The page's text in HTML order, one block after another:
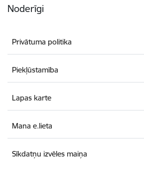
Noderīgi
Privātuma politika
Piekļūstamība
Lapas karte
Mana e.lieta
Sīkdatņu izvēles maiņa